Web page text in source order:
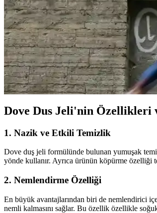
Kedinizin sağlığı ve mutluluğu için doğru
En İyi Bebek Gaz İlacı Seçimi:
Bebeklerin gaz sancılarını hafifletmek için
Bebekjem Tırnak Bakım Setleri:
Bebekjem tırnak bakım setleri, güvenli ve
Dove Dus Jeli'nin Özellikleri
1. Nazik ve Etkili Temizlik
Dove duş jeli formülünde bulunan yumuşak
yönde kullanır. Ayrıca ürünün köpürme özelliği
2. Nemlendirme Özelliği
En büyük avantajlarından biri de nemlendirici
nemli kalmasını sağlar. Bu özellik özellikle